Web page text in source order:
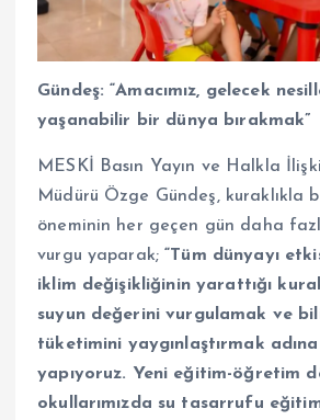
Gündeş: “Amacımız, gelecek
yaşanabilir bir dünya bırakmak”
MESKİ Basın Yayın ve Halkla
Müdürü Özge Gündeş, kuraklıkla
öneminin her geçen gün daha
vurgu yaparak;“Tüm dünyayı
iklim değişikliğinin yarattığı
suyun değerini vurgulamak ve
tüketimini yaygınlaştırmak
yapıyoruz. Yeni eğitim-öğretim
okullarımızda su tasarrufu